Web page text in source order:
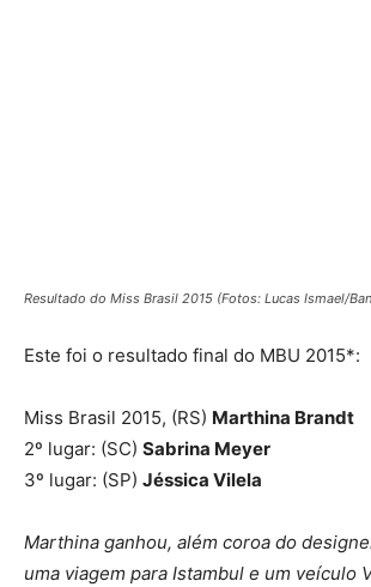
Resultado do Miss Brasil 2015 (Fotos: Lucas Ismael/
Este foi o resultado final do MBU 2015*:
Miss Brasil 2015, (RS) Marthina Brandt
2º lugar: (SC) Sabrina Meyer
3º lugar: (SP) Jéssica Vilela
Marthina ganhou, além coroa do
uma viagem para Istambul e um veículo